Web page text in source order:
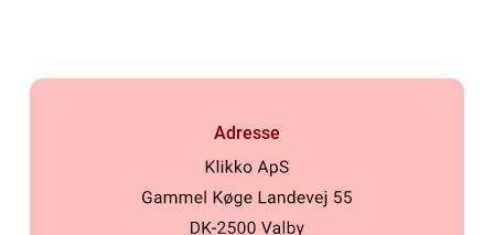
Adresse